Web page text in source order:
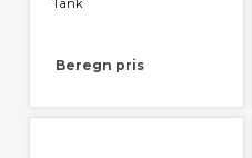
Tank
Beregn pris